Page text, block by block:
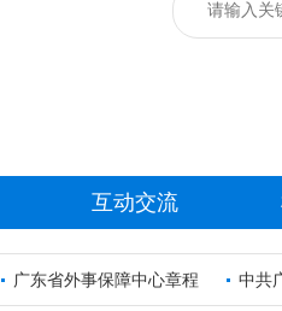
互动交流
广东省外事保障中心章程 中共广